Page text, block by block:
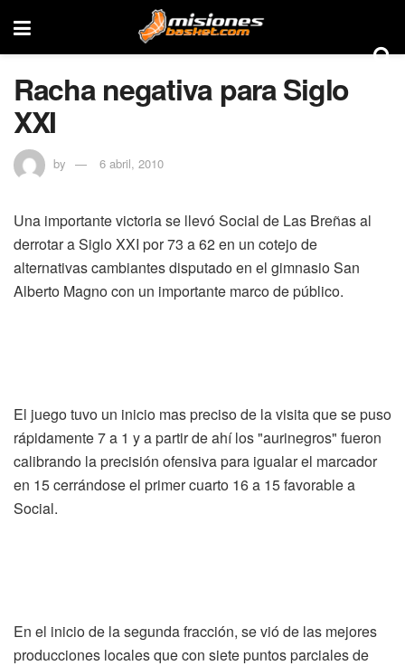
Racha negativa para Siglo
XXI
by 6 abril, 2010
Una importante victoria se llevó Social de Las Breñas al
derrotar a Siglo XXI por 73 a 62 en un cotejo de
alternativas cambiantes disputado en el gimnasio San
Alberto Magno con un importante marco de público.
El juego tuvo un inicio mas preciso de la visita que se puso
rápidamente 7 a 1 y a partir de ahí los "aurinegros" fueron
calibrando la precisión ofensiva para igualar el marcador
en 15 cerrándose el primer cuarto 16 a 15 favorable a
Social.
En el inicio de la segunda fracción, se vió de las mejores
producciones locales que con siete puntos parciales de